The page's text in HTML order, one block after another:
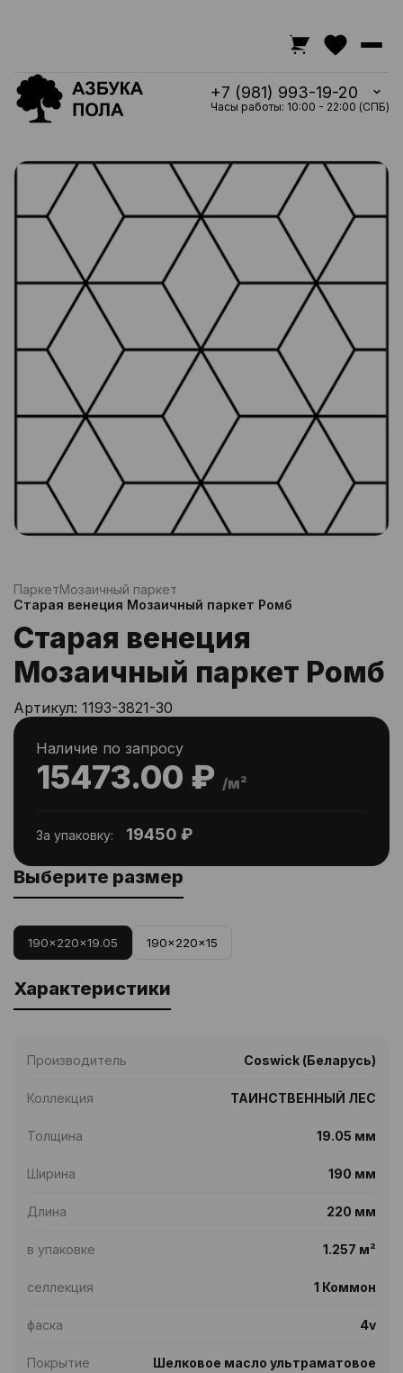
+7 (981) 993-19-20
Часы работы: 10:00 - 22:00 (СПБ)
ПаркетМозаичный паркет
Старая венеция Мозаичный паркет Ромб
Старая венеция
Мозаичный паркет Ромб
Артикул: 1193-3821-30
15473.00 ₽ /м²
Наличие по запросу
За упаковку: 19450 ₽
Выберите размер
190x220x19.05 190x220x15
Характеристики
Производитель Coswick (Беларусь)
Коллекция ТАИНСТВЕННЫЙ ЛЕС
Толщина 19.05 мм
Ширина 190 мм
Длина 220 мм
в упаковке 1.257 м²
селлекция 1 Коммон
фаска 4v
Покрытие Шелковое масло ультраматовое